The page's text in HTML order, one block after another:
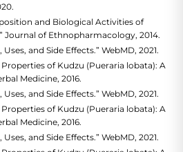
and Biological Activities of
Journal of Ethnopharmacology, 2014.
and Side Effects.” WebMD, 2021.
of Kudzu (Pueraria lobata): A
Medicine, 2016.
and Side Effects.” WebMD, 2021.
of Kudzu (Pueraria lobata): A
Medicine, 2016.
and Side Effects.” WebMD, 2021.